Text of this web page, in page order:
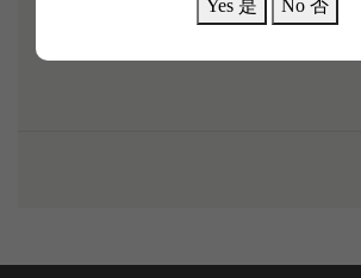
Yes 是 No 否